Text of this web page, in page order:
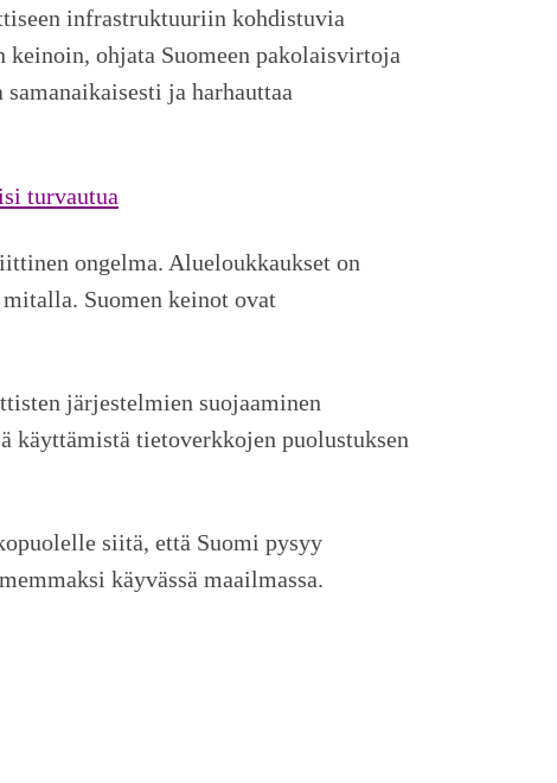
infrastruktuuriin kohdistuvia
ohjata Suomeen pakolaisvirtoja
ja harhauttaa
turvautua
ongelma. Alueloukkaukset on
Suomen keinot ovat
järjestelmien suojaaminen
käyttämistä tietoverkkojen puolustuksen
siitä, että Suomi pysyy
käyvässä maailmassa.